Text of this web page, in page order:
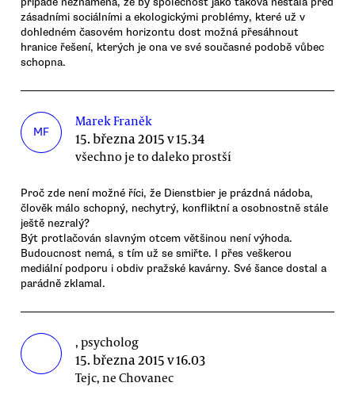
zásadními sociálními a ekologickými problémy, které už v
dohledném časovém horizontu dost možná přesáhnout
hranice řešení, kterých je ona ve své současné podobě vůbec
schopna.
MF
Marek Franěk
15. března 2015 v 15.34
všechno je to daleko prostší
Proč zde není možné říci, že Dienstbier je prázdná nádoba,
člověk málo schopný, nechytrý, konfliktní a osobnostně stále
ještě nezralý?
Být protlačován slavným otcem většinou není výhoda.
Budoucnost nemá, s tím už se smiřte. I přes veškerou
mediální podporu i obdiv pražské kavárny. Své šance dostal a
parádně zklamal.
, psycholog
15. března 2015 v 16.03
Tejc, ne Chovanec